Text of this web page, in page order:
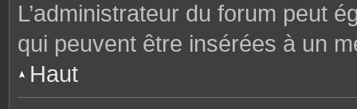
L’administrateur du forum peut
qui peuvent être insérées à un
Haut